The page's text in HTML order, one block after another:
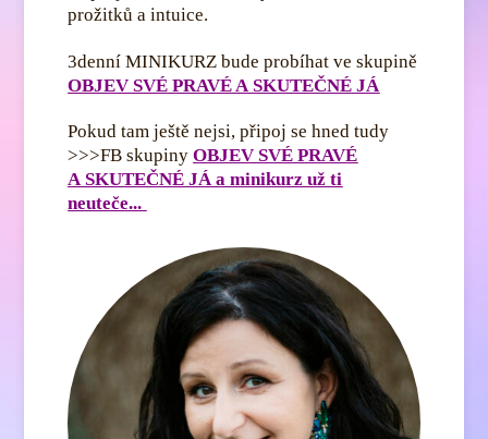
prožitků a intuice.
3denní MINIKURZ bude probíhat ve skupině
OBJEV SVÉ PRAVÉ A SKUTEČNÉ JÁ
Pokud tam ještě nejsi, připoj se hned tudy
>>>FB skupinyOBJEV SVÉ PRAVÉ
A SKUTEČNÉ JÁ a minikurz už ti
neuteče...